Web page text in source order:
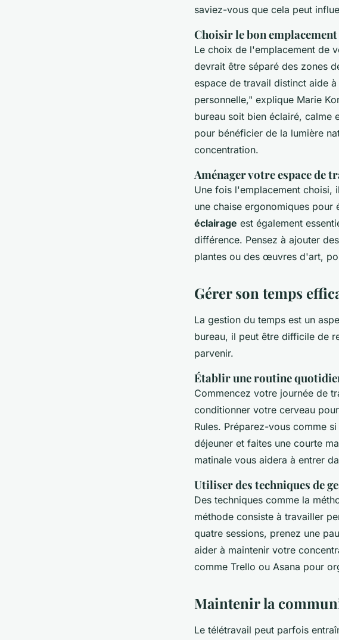
saviez-vous que cela peut
Choisir le bon emplacement
Le choix de l'emplacement de
devrait être séparé des zones
espace de travail distinct aide
personnelle," explique Marie
bureau soit bien éclairé, calme
pour bénéficier de la lumière
concentration.
Aménager votre espace de
Une fois l'emplacement choisi,
une chaise ergonomiques pour
éclairage est également
différence. Pensez à ajouter
plantes ou des œuvres d'art,
Gérer son temps
La gestion du temps est un
bureau, il peut être difficile de
parvenir.
Établir une routine
Commencez votre journée de
conditionner votre cerveau
Rules. Préparez-vous comme
déjeuner et faites une courte
matinale vous aidera à entrer
Utiliser des techniques de
Des techniques comme la
méthode consiste à travailler
quatre sessions, prenez une
aider à maintenir votre
comme Trello ou Asana pour
Maintenir la
Le télétravail peut parfois